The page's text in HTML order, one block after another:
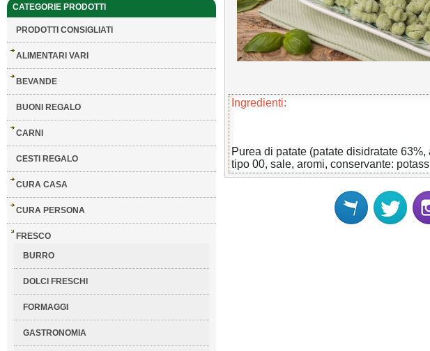
CATEGORIE PRODOTTI
PRODOTTI CONSIGLIATI
ALIMENTARI VARI
BEVANDE
BUONI REGALO
CARNI
CESTI REGALO
CURA CASA
CURA PERSONA
FRESCO
BURRO
DOLCI FRESCHI
FORMAGGI
GASTRONOMIA
Ingredienti:
Purea di patate (patate disidratate
tipo 00, sale, aromi, conservante: